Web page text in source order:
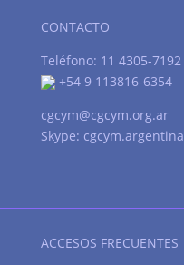
CONTACTO
Teléfono: 11 4305-7192
+54 9 113816-6354
cgcym@cgcym.org.ar
Skype: cgcym.argentina
ACCESOS FRECUENTES